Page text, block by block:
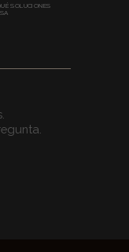
SOLUCIONES